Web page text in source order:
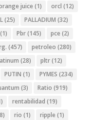
juice (1) orcl (12)
(25) PALLADIUM (32)
(1) Pbr(145) pce (2)
(457) petroleo (280)
(28) pltr(12)
PUTIN (1) PYMES (234)
(3) Ratio (919)
rentabilidad (19)
rio (1) ripple (1)